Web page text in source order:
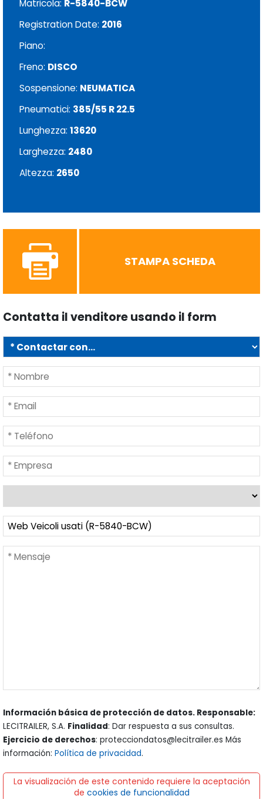
Matricola: R-5840-BCW
Registration Date: 2016
Piano:
Freno: DISCO
Sospensione: NEUMATICA
Pneumatici: 385/55 R 22.5
Lunghezza: 13620
Larghezza: 2480
Altezza: 2650
STAMPA SCHEDA
Contatta il venditore usando il form
Información básica de protección de datos. Responsable:
LECITRAILER, S.A. Finalidad: Dar respuesta a sus consultas.
Ejercicio de derechos: protecciondatos@lecitrailer.es Más
información: Política de privacidad.
La visualización de este contenido requiere la aceptación
de cookies de funcionalidad